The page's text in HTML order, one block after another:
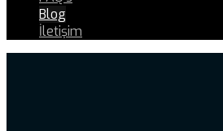
Blog
İletişim